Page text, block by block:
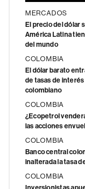
MERCADOS
El precio del dólar
América Latina
del mundo
COLOMBIA
El dólar barato
de tasas de
colombiano
COLOMBIA
¿Ecopetrol
las acciones
COLOMBIA
Banco central
inalterada la tasa
COLOMBIA